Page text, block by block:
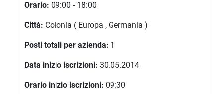
Orario: 09:00 - 18:00
Città: Colonia ( Europa , Germania )
Posti totali per azienda: 1
Data inizio iscrizioni: 30.05.2014
Orario inizio iscrizioni: 09:30